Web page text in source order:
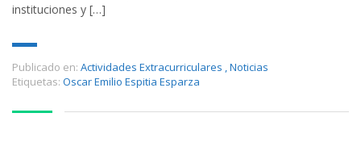
instituciones y […]
Publicado en: Actividades Extracurriculares ,Noticias
Etiquetas: Oscar Emilio Espitia Esparza